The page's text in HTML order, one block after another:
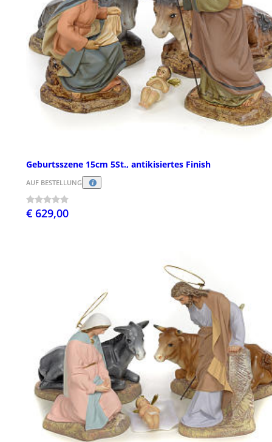
Geburtsszene 15cm 5St., antikisiertes Finish
AUF BESTELLUNG
€ 629,00